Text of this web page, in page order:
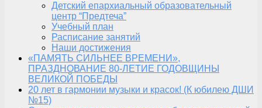
Детский епархиальный образовательный
центр “Предтеча”
Учебный план
Расписание занятий
Наши достижения
«ПАМЯТЬ СИЛЬНЕЕ ВРЕМЕНИ»,
ПРАЗДНОВАНИЕ 80-ЛЕТИЕ ГОДОВЩИНЫ
ВЕЛИКОЙ ПОБЕДЫ
20 лет в гармонии музыки и красок! (К юбилею ДШИ
№15)